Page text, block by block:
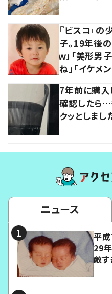
『ビスコ』
子。19年後
ｗ」「美形男
ね」「イケメン
7年前に購
確認したら…
クッとしまし
ニュース
平
29
敵す